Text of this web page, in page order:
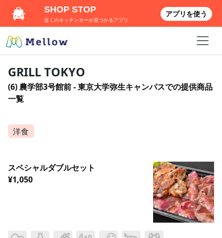
GRILL TOKYO
(6) 農学部3号館前 - 東京大学弥生キャンパスでの提供商品
一覧
洋食
スペシャルダブルセット
¥1,050
SHOP STOP
近くのキッチンカーが見つかるアプリ
アプリを使う